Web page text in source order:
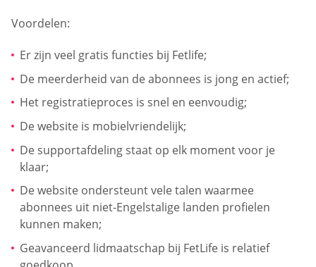
Voordelen:
Er zijn veel gratis functies bij Fetlife;
De meerderheid van de abonnees is jong en actief;
Het registratieproces is snel en eenvoudig;
De website is mobielvriendelijk;
De supportafdeling staat op elk moment voor je
klaar;
De website ondersteunt vele talen waarmee
abonnees uit niet-Engelstalige landen profielen
kunnen maken;
Geavanceerd lidmaatschap bij FetLife is relatief